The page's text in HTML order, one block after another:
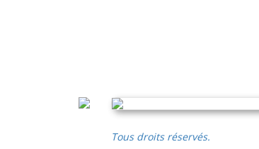
Tous droits réservés.